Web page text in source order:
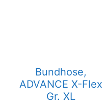
Bundhose,
ADVANCE X-Flex
Gr. XL